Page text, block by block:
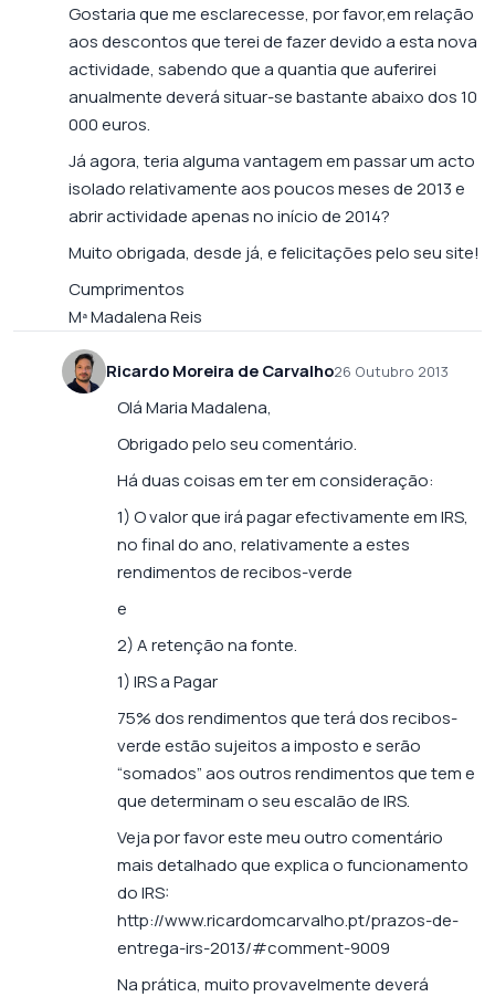
Gostaria que me esclarecesse, por favor,em relação
aos descontos que terei de fazer devido a esta nova
actividade, sabendo que a quantia que auferirei
anualmente deverá situar-se bastante abaixo dos 10
000 euros.
Já agora, teria alguma vantagem em passar um acto
isolado relativamente aos poucos meses de 2013 e
abrir actividade apenas no início de 2014?
Muito obrigada, desde já, e felicitações pelo seu site!
Cumprimentos
Mª Madalena Reis
Ricardo Moreira de Carvalho26 Outubro 2013
Olá Maria Madalena,
Obrigado pelo seu comentário.
Há duas coisas em ter em consideração:
1) O valor que irá pagar efectivamente em IRS,
no final do ano, relativamente a estes
rendimentos de recibos-verde
e
2) A retenção na fonte.
1) IRS a Pagar
75% dos rendimentos que terá dos recibos-
verde estão sujeitos a imposto e serão
“somados” aos outros rendimentos que tem e
que determinam o seu escalão de IRS.
Veja por favor este meu outro comentário
mais detalhado que explica o funcionamento
do IRS:
http://www.ricardomcarvalho.pt/prazos-de-
entrega-irs-2013/#comment-9009
Na prática, muito provavelmente deverá